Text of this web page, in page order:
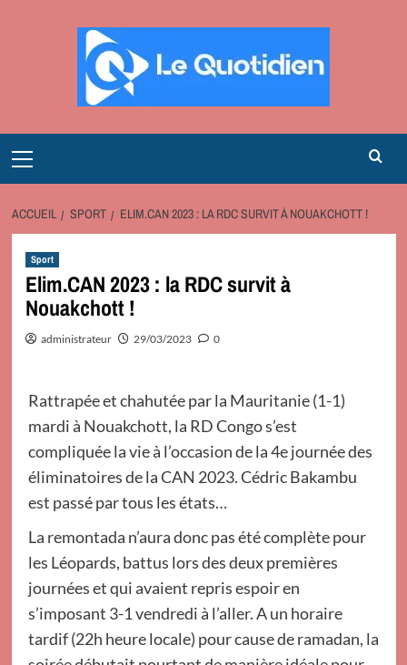
Menu
ACCUEIL SPORT ELIM.CAN 2023 : LA RDC SURVIT À NOUAKCHOTT !
Sport
Elim.CAN 2023 : la RDC survit à
Nouakchott !
administrateur 29/03/2023 0
Rattrapée et chahutée par la Mauritanie (1-1)
mardi à Nouakchott, la RD Congo s’est
compliquée la vie à l’occasion de la 4e journée des
éliminatoires de la CAN 2023. Cédric Bakambu
est passé par tous les états…
La remontada n’aura donc pas été complète pour
les Léopards, battus lors des deux premières
journées et qui avaient repris espoir en
s’imposant 3-1 vendredi à l’aller. A un horaire
tardif (22h heure locale) pour cause de ramadan, la